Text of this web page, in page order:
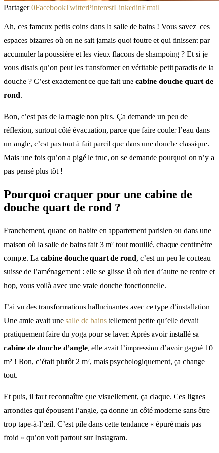
Partager 0FacebookTwitterPinterestLinkedinEmail
Ah, ces fameux petits coins dans la salle de bains ! Vous savez, ces
espaces bizarres où on ne sait jamais quoi foutre et qui finissent par
accumuler la poussière et les vieux flacons de shampoing ? Et si je
vous disais qu’on peut les transformer en véritable petit paradis de la
douche ? C’est exactement ce que fait une cabine douche quart de
rond.
Bon, c’est pas de la magie non plus. Ça demande un peu de
réflexion, surtout côté évacuation, parce que faire couler l’eau dans
un angle, c’est pas tout à fait pareil que dans une douche classique.
Mais une fois qu’on a pigé le truc, on se demande pourquoi on n’y a
pas pensé plus tôt !
Pourquoi craquer pour une cabine de
douche quart de rond ?
Franchement, quand on habite en appartement parisien ou dans une
maison où la salle de bains fait 3 m² tout mouillé, chaque centimètre
compte. La cabine douche quart de rond, c’est un peu le couteau
suisse de l’aménagement : elle se glisse là où rien d’autre ne rentre et
hop, vous voilà avec une vraie douche fonctionnelle.
J’ai vu des transformations hallucinantes avec ce type d’installation.
Une amie avait une salle de bains tellement petite qu’elle devait
pratiquement faire du yoga pour se laver. Après avoir installé sa
cabine de douche d’angle, elle avait l’impression d’avoir gagné 10
m² ! Bon, c’était plutôt 2 m², mais psychologiquement, ça change
tout.
Et puis, il faut reconnaître que visuellement, ça claque. Ces lignes
arrondies qui épousent l’angle, ça donne un côté moderne sans être
trop tape-à-l’œil. C’est pile dans cette tendance « épuré mais pas
froid » qu’on voit partout sur Instagram.